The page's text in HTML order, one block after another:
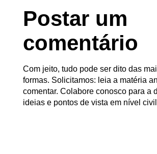
Postar um
comentário
Com jeito, tudo pode ser dito das
formas. Solicitamos: leia a matéria
comentar. Colabore conosco para a
ideias e pontos de vista em nível